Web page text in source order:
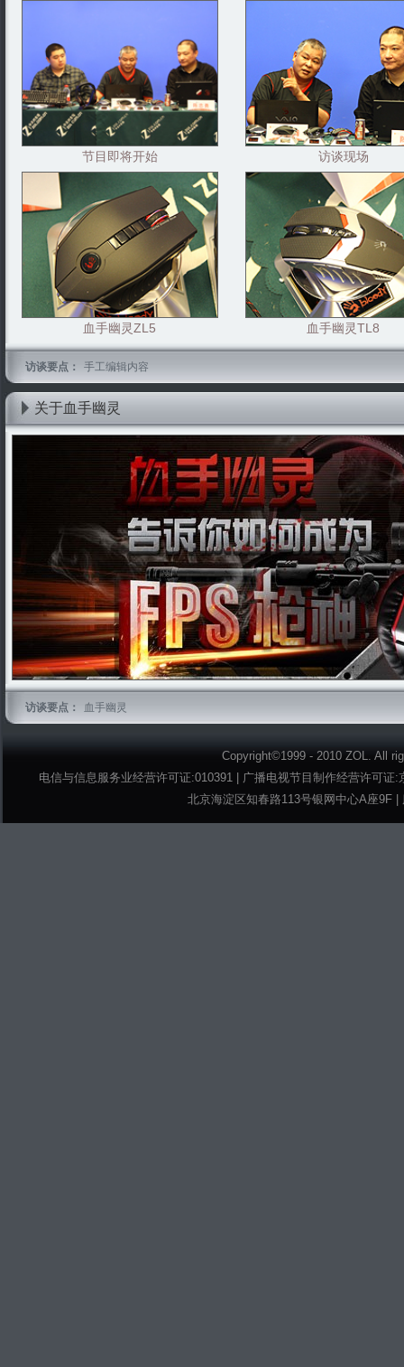
节目即将开始 访谈现场
血手幽灵ZL5 血手幽灵TL8
访谈要点： 手工编辑内容
关于血手幽灵
访谈要点： 血手幽灵
Copyright©1999 - 2010 ZOL. All
电信与信息服务业经营许可证:010391 | 广播电视节目制作经营许可
北京海淀区知春路113号银网中心A座9F